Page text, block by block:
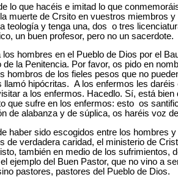
lo que hacéis e imitad lo que
muerte de Crsito en vuestros miembros
teología y tenga una, dos o tres
un buen profesor, pero no un sacerdote.
los hombres en el Pueblo de Dios por el
de la Penitencia. Por favor, os pido en
hombros de los fieles pesos que no
llamó hipócritas. A los enfermos les
a los enfermos. Hacedlo. Sí, está
que sufre en los enfermos: esto os
de alabanza y de súplica, os haréis voz
haber sido escogidos entre los hombres
de verdadera caridad, el ministerio de
también en medio de los sufrimientos,
ejemplo del Buen Pastor, que no vino a
pastores, pastores del Pueblo de Dios.